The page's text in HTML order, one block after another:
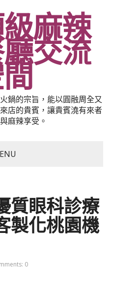
麻辣
交流
鍋的宗旨，能以圓融周全又
店的貴賓，讓貴賓澆有來者
麻辣享受。
質眼科診療
製化桃園機
0